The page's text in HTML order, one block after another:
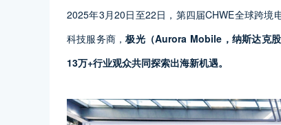
2025年3月20日至22日，第四届CHWE全球跨境
科技服务商，极光（Aurora Mobile ，纳斯达克
13万+行业观众共同探索出海新机遇。